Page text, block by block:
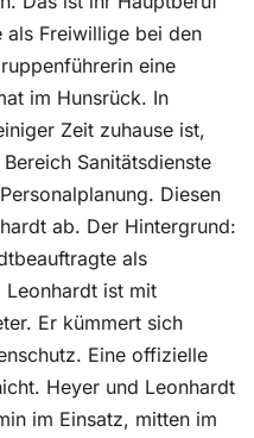
Freiwillige bei den
eine
im Hunsrück. In
Zeit zuhause ist,
Sanitätsdienste
Diesen
ab. Der Hintergrund:
als
ist mit
Er kümmert sich
Eine offizielle
Heyer und Leonhardt
im Einsatz, mitten im